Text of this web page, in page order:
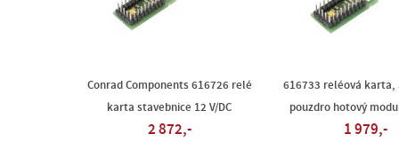
Conrad Components 616726 relé
karta stavebnice 12 V/DC
2 872,-
616733 reléová karta,
pouzdro hotový
1 979,-